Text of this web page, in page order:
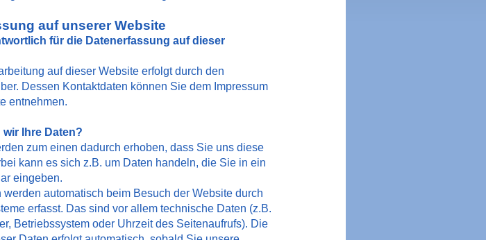
auf unserer Website
für die Datenerfassung auf dieser
auf dieser Website erfolgt durch den
Dessen Kontaktdaten können Sie dem Impressum
entnehmen.
Ihre Daten?
zum einen dadurch erhoben, dass Sie uns diese
kann es sich z.B. um Daten handeln, die Sie in ein
eingeben.
werden automatisch beim Besuch der Website durch
erfasst. Das sind vor allem technische Daten (z.B.
Betriebssystem oder Uhrzeit des Seitenaufrufs). Die